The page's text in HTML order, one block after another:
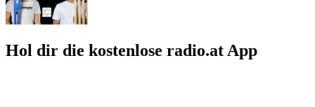
Hol dir die kostenlose radio.at App